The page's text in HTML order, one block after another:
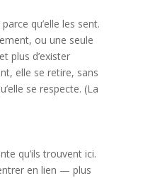
qu’elle les sent.
ou une seule
plus d’exister
elle se retire, sans
se respecte. (La
qu’ils trouvent ici.
en lien — plus